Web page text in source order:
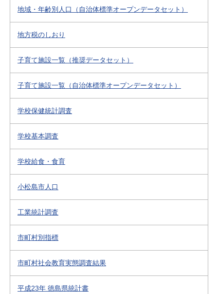
地域・年齢別人口（自治体標準オープンデータセット）
地方税のしおり
子育て施設一覧（推奨データセット）
子育て施設一覧（自治体標準オープンデータセット）
学校保健統計調査
学校基本調査
学校給食・食育
小松島市人口
工業統計調査
市町村別指標
市町村社会教育実態調査結果
平成23年 徳島県統計書